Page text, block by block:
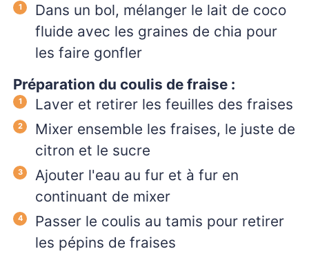
Dans un bol, mélanger le lait de coco
fluide avec les graines de chia pour
les faire gonfler
Préparation du coulis de fraise :
Laver et retirer les feuilles des fraises
Mixer ensemble les fraises, le juste de
citron et le sucre
Ajouter l'eau au fur et à fur en
continuant de mixer
Passer le coulis au tamis pour retirer
les pépins de fraises